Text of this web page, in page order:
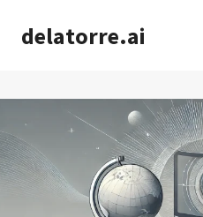
delatorre.ai